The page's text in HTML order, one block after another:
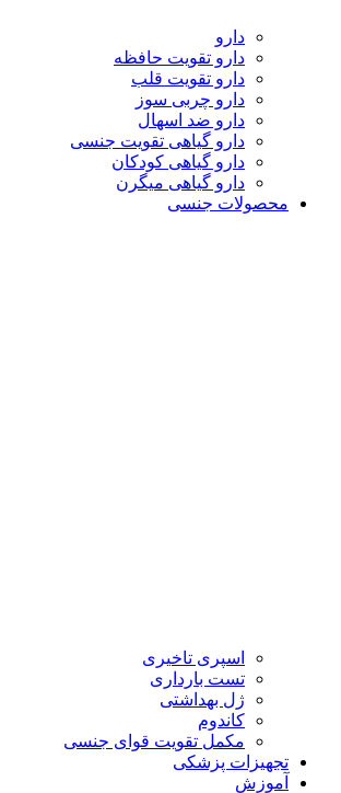
دارو
دارو تقویت حافظه
دارو تقویت قلب
دارو چربی سوز
دارو ضد اسهال
دارو گیاهی تقویت جنسی
دارو گیاهی کودکان
دارو گیاهی میگرن
محصولات جنسی
اسپری تاخیری
تست بارداری
ژل بهداشتی
کاندوم
مکمل تقویت قوای جنسی
تجهیزات پزشکی
آموزش